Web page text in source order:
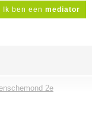
Ik ben een mediator
2e